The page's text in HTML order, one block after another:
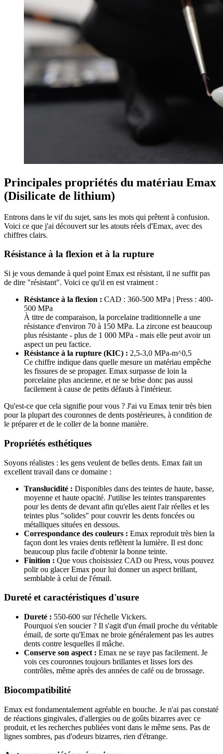
Principales propriétés du matériau Emax
(Disilicate de lithium)
Entrons dans le vif du sujet, sans les mots qui prêtent à confusion.
Voici ce que j'ai découvert sur les atouts réels d'Emax, avec des
chiffres clairs.
Résistance à la flexion et à la rupture
Si je vous demande à quel point Emax est résistant, il ne suffit pas
de dire "résistant". Voici ce qu'il en est vraiment :
Résistance à la flexion : CAD : 360-500 MPa | Press : 400-
500 MPa
À titre de comparaison, la porcelaine traditionnelle a une
résistance d'environ 70 à 150 MPa. La zircone est beaucoup
plus résistante - plus de 1 000 MPa - mais elle peut avoir un
aspect un peu factice.
Résistance à la rupture (KIC) : 2,5-3,0 MPa-m^0,5
Ce chiffre indique dans quelle mesure un matériau empêche
les fissures de se propager. Emax surpasse de loin la
porcelaine plus ancienne, et ne se brise donc pas aussi
facilement à cause de petits défauts à l'intérieur.
Qu'est-ce que cela signifie pour vous ? J'ai vu Emax tenir très bien
pour la plupart des couronnes de dents postérieures, à condition de
le préparer et de le coller de la bonne manière.
Propriétés esthétiques
Soyons réalistes : les gens veulent de belles dents. Emax fait un
excellent travail dans ce domaine :
Translucidité : Disponibles dans des teintes de haute, basse,
moyenne et haute opacité. J'utilise les teintes transparentes
pour les dents de devant afin qu'elles aient l'air réelles et les
teintes plus "solides" pour couvrir les dents foncées ou
métalliques situées en dessous.
Correspondance des couleurs : Emax reproduit très bien la
façon dont les vraies dents reflètent la lumière. Il est donc
beaucoup plus facile d'obtenir la bonne teinte.
Finition : Que vous choisissiez CAD ou Press, vous pouvez
polir ou glacer Emax pour lui donner un aspect brillant,
semblable à celui de l'émail.
Dureté et caractéristiques d'usure
Dureté : 550-600 sur l'échelle Vickers.
Pourquoi s'en soucier ? Il s'agit d'un émail proche du véritable
émail, de sorte qu'Emax ne broie généralement pas les autres
dents contre lesquelles il mâche.
Conserve son aspect : Emax ne se raye pas facilement. Je
vois ces couronnes toujours brillantes et lisses lors des
contrôles, même après des années de café ou de brossage.
Biocompatibilité
Emax est fondamentalement agréable en bouche. Je n'ai pas constaté
de réactions gingivales, d'allergies ou de goûts bizarres avec ce
produit, et les recherches publiées vont dans le même sens. Pas de
lignes sombres, pas d'odeurs bizarres, rien d'étrange.